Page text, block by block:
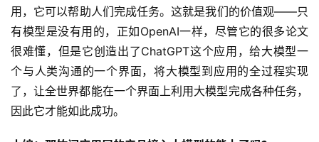
用，它可以帮助人们完成任务。这就是我们的价值观——只
有模型是没有用的，正如OpenAI一样，尽管它的很多论文
很难懂，但是它创造出了ChatGPT这个应用，给大模型一
个与人类沟通的一个界面，将大模型到应用的全过程实现
了，让全世界都能在一个界面上利用大模型完成各种任务，
因此它才能如此成功。